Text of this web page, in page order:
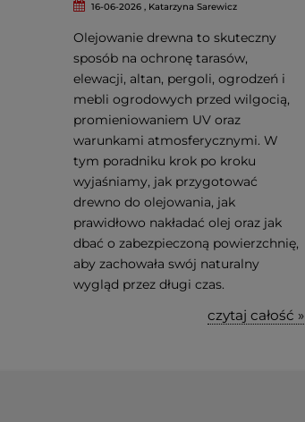
16-06-2026 , Katarzyna Sarewicz
Olejowanie drewna to skuteczny
sposób na ochronę tarasów,
elewacji, altan, pergoli, ogrodzeń i
mebli ogrodowych przed wilgocią,
promieniowaniem UV oraz
warunkami atmosferycznymi. W
tym poradniku krok po kroku
wyjaśniamy, jak przygotować
drewno do olejowania, jak
prawidłowo nakładać olej oraz jak
dbać o zabezpieczoną powierzchnię,
aby zachowała swój naturalny
wygląd przez długi czas.
czytaj całość »